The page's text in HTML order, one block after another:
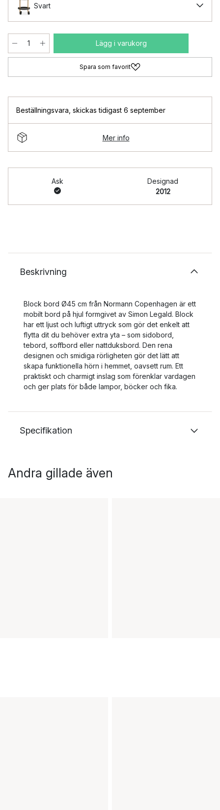
Svart
Lägg i varukorg
Spara som favorit
Beställningsvara skickas tidigast 6 september
Mer info
Ask
Designad
2012
Beskrivning
Block bord Ø45 cm från Normann Copenhagen är ett
mobilt bord på hjul formgivet av Simon Legald. Block
har ett ljust och luftigt uttryck som gör det enkelt att
flytta dit du behöver extra yta – som sidobord,
tebord, soffbord eller nattduksbord. Den rena
designen och smidiga rörligheten gör det lätt att
skapa funktionella hörn i hemmet, oavsett rum. Ett
praktiskt och charmigt inslag som förenklar vardagen
och ger plats för både lampor, böcker och fika.
Specifikation
Andra gillade även